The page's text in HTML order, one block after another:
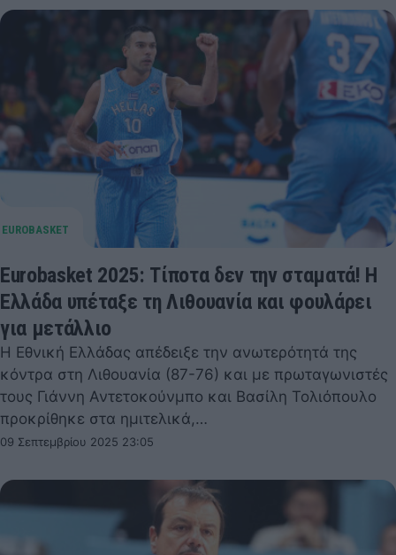
Eurobasket 2025: Τίποτα δεν την σταματά! Η
Ελλάδα υπέταξε τη Λιθουανία και φουλάρει
για μετάλλιο
Η Εθνική Ελλάδας απέδειξε την ανωτερότητά της
κόντρα στη Λιθουανία (87-76) και με πρωταγωνιστές
τους Γιάννη Αντετοκούνμπο και Βασίλη Τολιόπουλο
προκρίθηκε στα ημιτελικά,…
09 Σεπτεμβρίου 2025 23:05